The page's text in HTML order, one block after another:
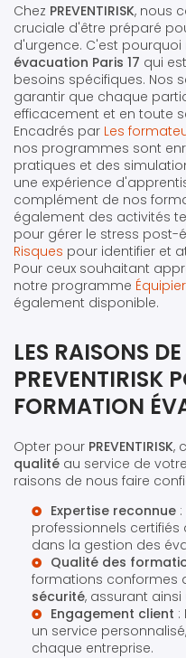
Chez PREVENTIRISK, nous
cruciale d'être préparé
d'urgence. C'est pourquoi
évacuation Paris 17 qui
besoins spécifiques. Nos
garantir que chaque
efficacement et en toute
Encadrés par Les
nos programmes sont
pratiques et des
une expérience
complément de nos
également des activités
pour gérer le stress post-
Risques pour identifier et
Pour ceux souhaitant
notre programme
également disponible.
LES RAISONS
PREVENTIRISK
FORMATION
Opter pour PREVENTIRISK,
qualité au service de
raisons de nous faire
Expertise reconnue
professionnels
dans la gestion des
Qualité des
formations conformes
sécurité, assurant
Engagement client :
un service
chaque entreprise.